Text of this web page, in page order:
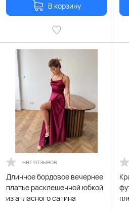
В корзину
нет отзывов
Длинное бордовое вечернее
платье расклешенной юбкой
из атласного сатина